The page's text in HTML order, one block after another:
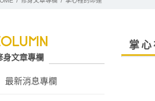
掌
身文章專欄
最新消息專欄